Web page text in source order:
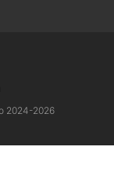
2024-2026